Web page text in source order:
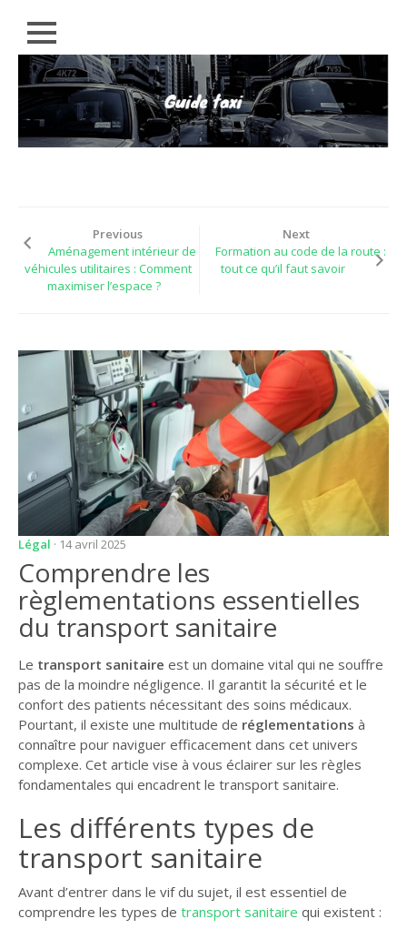
Close
RÉGIONS
CONSEILS
EMPLOIS
PARTENAIRES
Previous
Aménagement intérieur de
véhicules utilitaires : Comment
maximiser l’espace ?
Next
Formation au code de la route :
tout ce qu’il faut savoir
Légal · 14 avril 2025
Comprendre les
règlementations essentielles
du transport sanitaire
Le transport sanitaire est un domaine vital qui ne souffre
pas de la moindre négligence. Il garantit la sécurité et le
confort des patients nécessitant des soins médicaux.
Pourtant, il existe une multitude de réglementations à
connaître pour naviguer efficacement dans cet univers
complexe. Cet article vise à vous éclairer sur les règles
fondamentales qui encadrent le transport sanitaire.
Les différents types de
transport sanitaire
Avant d’entrer dans le vif du sujet, il est essentiel de
comprendre les types de transport sanitaire qui existent :